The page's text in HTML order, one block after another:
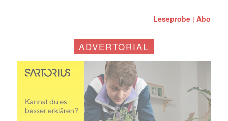
Leseprobe |Abo
ADVERTORIAL